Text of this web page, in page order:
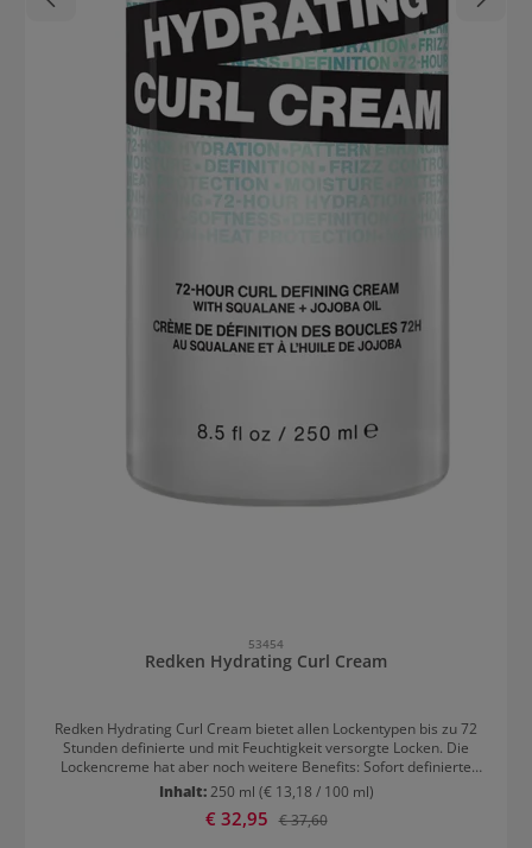
53454
Redken Hydrating Curl Cream
Redken Hydrating Curl Cream bietet allen Lockentypen bis zu 72
Stunden definierte und mit Feuchtigkeit versorgte Locken. Die
Lockencreme hat aber noch weitere Benefits: Sofort definierte
Inhalt:250 ml (€ 13,18 / 100 ml)
Verkaufspreis:
€ 32,95 Regulärer Preis:
€ 37,60